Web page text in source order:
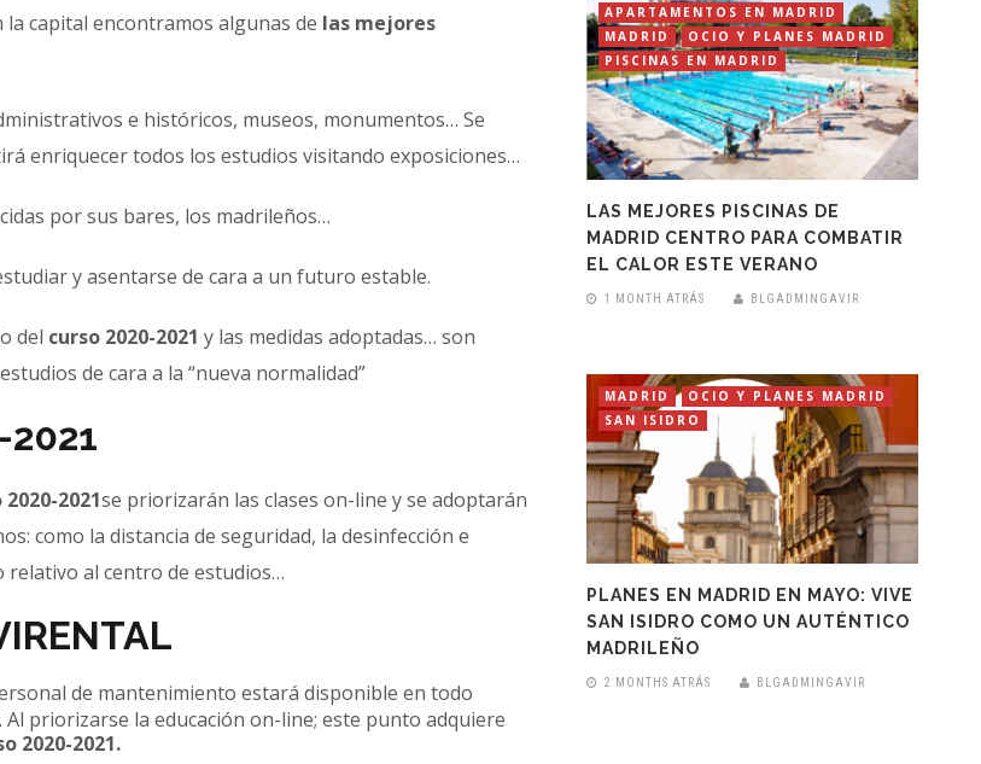
capital encontramos algunas de las mejores
e históricos, museos, monumentos… Se
enriquecer todos los estudios visitando exposiciones…
por sus bares, los madrileños…
y asentarse de cara a un futuro estable.
del curso 2020-2021 y las medidas adoptadas… son
de cara a la “nueva normalidad”
2021
2020-2021se priorizarán las clases on-line y se adoptarán
como la distancia de seguridad, la desinfección e
relativo al centro de estudios…
de mantenimiento estará disponible en todo
priorizarse la educación on-line; este punto adquiere
2020-2021.
APARTAMENTOS EN MADRID
MADRID
OCIO Y PLANES MADRID
PISCINAS EN MADRID
LAS MEJORES PISCINAS DE
MADRID CENTRO PARA COMBATIR
EL CALOR ESTE VERANO
1 MONTH ATRÁS BLGADMINGAVIR
MADRID
OCIO Y PLANES MADRID
SAN ISIDRO
PLANES EN MADRID EN MAYO: VIVE
SAN ISIDRO COMO UN AUTÉNTICO
MADRILEÑO
2 MONTHS ATRÁS BLGADMINGAVIR